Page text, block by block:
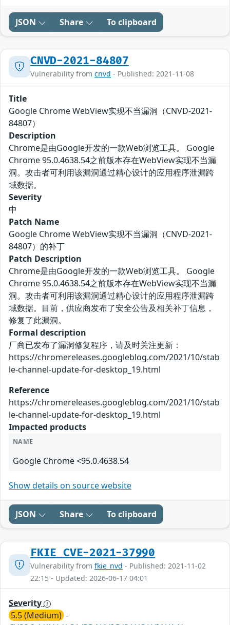
JSON Share To clipboard
CNVD-2021-84807
Vulnerability from cnvd - Published: 2021-11-08
Title
Google Chrome WebView实现不当漏洞（CNVD-2021-
84807）
Description
Chrome是由Google开发的一款Web浏览工具。 Google
Chrome 95.0.4638.54之前版本存在WebView实现不当漏
洞。攻击者可利用该漏洞通过精心设计的应用程序泄漏跨
域数据。
Severity
中
Patch Name
Google Chrome WebView实现不当漏洞（CNVD-2021-
84807）的补丁
Patch Description
Chrome是由Google开发的一款Web浏览工具。 Google
Chrome 95.0.4638.54之前版本存在WebView实现不当漏
洞。攻击者可利用该漏洞通过精心设计的应用程序泄漏跨
域数据。目前，供应商发布了安全公告及相关补丁信息，
修复了此漏洞。
Formal description
厂商已发布了漏洞修复程序，请及时关注更新：
https://chromereleases.googleblog.com/2021/10/stab
le-channel-update-for-desktop_19.html
Reference
https://chromereleases.googleblog.com/2021/10/stab
le-channel-update-for-desktop_19.html
Impacted products
NAME
Google Chrome <95.0.4638.54
Show details on source website
JSON Share To clipboard
FKIE_CVE-2021-37990
Vulnerability from fkie_nvd - Published: 2021-11-02
22:15 - Updated: 2026-06-17 04:01
Severity
5.5 (Medium) -